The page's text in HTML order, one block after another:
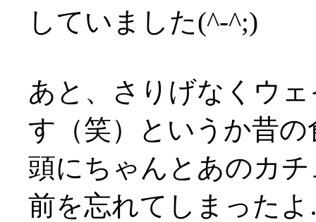
していました(^-^;)
あと、さりげなくウ
す（笑）というか昔
頭にちゃんとあのカ
前を忘れてしまった